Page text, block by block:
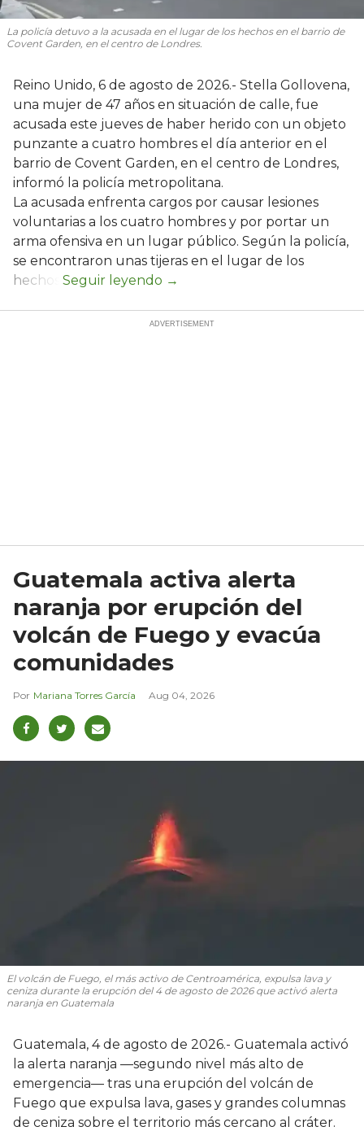
La policía detuvo a la acusada en el lugar de los hechos en el barrio de
Covent Garden, en el centro de Londres.
Reino Unido, 6 de agosto de 2026.- Stella Gollovena,
una mujer de 47 años en situación de calle, fue
acusada este jueves de haber herido con un objeto
punzante a cuatro hombres el día anterior en el
barrio de Covent Garden, en el centro de Londres,
informó la policía metropolitana.
La acusada enfrenta cargos por causar lesiones
voluntarias a los cuatro hombres y por portar un
arma ofensiva en un lugar público. Según la policía,
se encontraron unas tijeras en el lugar de los
hechos.
Guatemala activa alerta
naranja por erupción del
volcán de Fuego y evacúa
comunidades
Mariana Torres García Aug 04, 2026
El volcán de Fuego, el más activo de Centroamérica, expulsa lava y
ceniza durante la erupción del 4 de agosto de 2026 que activó alerta
naranja en Guatemala
Guatemala, 4 de agosto de 2026.- Guatemala activó
la alerta naranja —segundo nivel más alto de
emergencia— tras una erupción del volcán de
Fuego que expulsa lava, gases y grandes columnas
de ceniza sobre el territorio más cercano al cráter.